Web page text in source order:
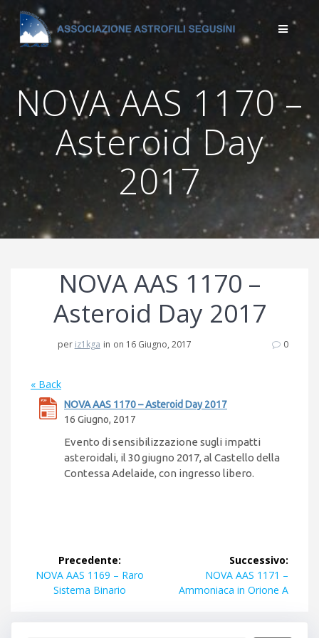
Salta
al
contenuto
NOVA AAS 1170 –
Asteroid Day
2017
NOVA AAS 1170 –
Asteroid Day 2017
per iz1kga in on 16 Giugno, 2017 0
« Back
NOVA AAS 1170 – Asteroid Day 2017
16 Giugno, 2017
Evento di sensibilizzazione sugli impatti
asteroidali, il 30 giugno 2017, al Castello della
Contessa Adelaide, con ingresso libero.
Navigazione
articoli
Precedente:
Articolo
precedente:
NOVA AAS 1169 – Raro
Sistema Binario
Successivo:
Articolo
successivo:
NOVA AAS 1171 –
Ammoniaca in Orione A